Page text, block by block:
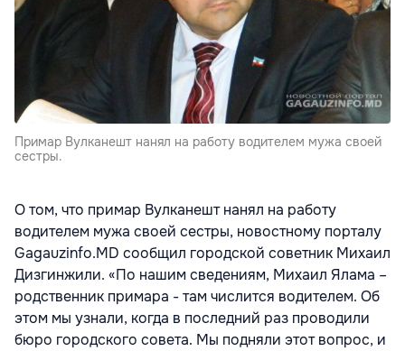
Примар Вулканешт нанял на работу водителем мужа своей
сестры.
О том, что примар Вулканешт нанял на работу
водителем мужа своей сестры, новостному порталу
Gagauzinfo.MD сообщил городской советник Михаил
Дизгинжили. «По нашим сведениям, Михаил Ялама –
родственник примара - там числится водителем. Об
этом мы узнали, когда в последний раз проводили
бюро городского совета. Мы подняли этот вопрос, и